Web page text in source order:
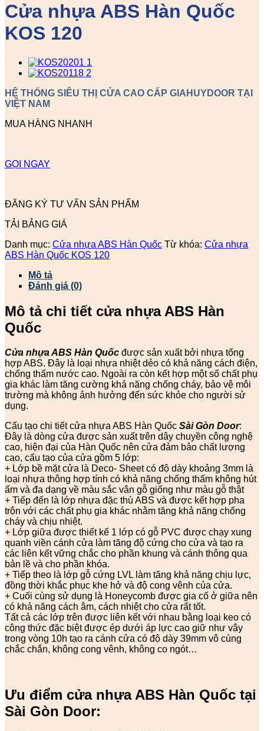
Cửa nhựa ABS Hàn Quốc
KOS 120
HỆ THỐNG SIÊU THỊ CỬA CAO CẤP GIAHUYDOOR TẠI
VIỆT NAM
MUA HÀNG NHANH
GỌI NGAY
ĐĂNG KÝ TƯ VẤN SẢN PHẨM
TẢI BẢNG GIÁ
Danh mục: Cửa nhựa ABS Hàn Quốc Từ khóa: Cửa nhựa
ABS Hàn Quốc KOS 120
Mô tả
Đánh giá (0)
Mô tả chi tiết cửa nhựa ABS Hàn
Quốc
Cửa nhựa ABS Hàn Quốc được sản xuất bởi nhựa tổng
hợp ABS. Đây là loại nhựa nhiệt dẻo có khả năng cách điện,
chống thấm nước cao. Ngoài ra còn kết hợp một số chất phụ
gia khác làm tăng cường khả năng chống cháy, bảo vệ môi
trường mà không ảnh hưởng đến sức khỏe cho người sử
dụng.
Cấu tạo chi tiết cửa nhựa ABS Hàn Quốc Sài Gòn Door:
Đây là dòng cửa được sản xuất trên dây chuyền công nghệ
cao, hiện đại của Hàn Quốc nên cửa đảm bảo chất lượng
cao, cấu tạo của cửa gồm 5 lớp:
+ Lớp bề mặt cửa là Deco- Sheet có độ dày khoảng 3mm là
loại nhựa thông hợp tính có khả năng chống thấm không hút
ẩm và đa dạng về màu sắc vân gỗ giống như màu gỗ thật
+ Tiếp đến là lớp nhựa đặc thù ABS và được kết hợp pha
trộn với các chất phụ gia khác nhằm tăng khả năng chống
cháy và chịu nhiệt.
+ Lớp giữa được thiết kế 1 lớp có gỗ PVC được chạy xung
quanh viền cánh cửa làm tăng độ cứng cho cửa và tạo ra
các liên kết vững chắc cho phần khung và cánh thông qua
bản lề và cho phần khóa.
+ Tiếp theo là lớp gỗ cứng LVL làm tăng khả năng chịu lực,
đồng thời khắc phục khe hở và độ cong vênh của cửa.
+ Cuối cùng sử dụng là Honeycomb được gia cố ở giữa nên
có khả năng cách âm, cách nhiệt cho cửa rất tốt.
Tất cả các lớp trên được liên kết với nhau bằng loại keo có
công thức đặc biệt được ép dưới áp lực cao giữ như vậy
trong vòng 10h tạo ra cánh cửa có độ dày 39mm vô cùng
chắc chắn, không cong vênh, không co ngót…
Ưu điểm cửa nhựa ABS Hàn Quốc tại
Sài Gòn Door: